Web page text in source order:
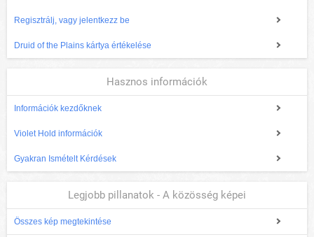
Regisztrálj, vagy jelentkezz be
Druid of the Plains kártya értékelése
Hasznos információk
Információk kezdőknek
Violet Hold információk
Gyakran Ismételt Kérdések
Legjobb pillanatok - A közösség képei
Összes kép megtekintése